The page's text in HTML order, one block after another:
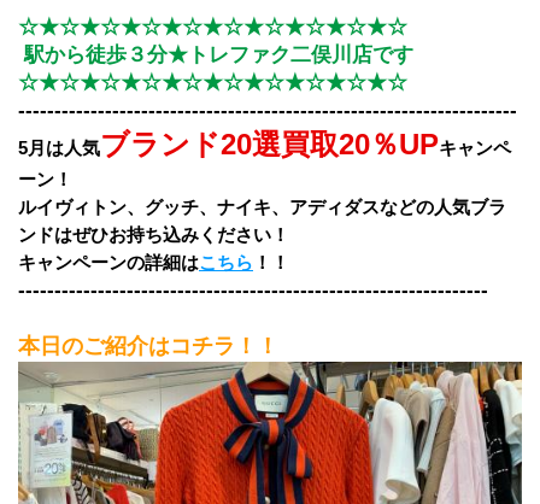
☆★☆★☆★☆★☆★☆★☆★☆★☆★☆
駅から徒歩３分★トレファク二俣川店です
☆★☆★☆★☆★☆★☆★☆★☆★☆★☆
‐‐‐‐‐‐‐‐‐‐‐‐‐‐‐‐‐‐‐‐‐‐‐‐‐‐‐‐‐‐‐‐‐‐‐‐‐‐‐‐‐‐‐‐‐‐‐‐‐‐‐‐‐‐‐‐‐‐‐‐‐‐‐‐‐‐‐‐‐
5月は人気ブランド20選買取20％UPキャンペ
ーン！
ルイヴィトン、グッチ、ナイキ、アディダスなどの人気ブラ
ンドはぜひお持ち込みください！
キャンペーンの詳細はこちら ！！
‐‐‐‐‐‐‐‐‐‐‐‐‐‐‐‐‐‐‐‐‐‐‐‐‐‐‐‐‐‐‐‐‐‐‐‐‐‐‐‐‐‐‐‐‐‐‐‐‐‐‐‐‐‐‐‐‐‐‐‐‐‐‐‐‐
本日のご紹介はコチラ！！